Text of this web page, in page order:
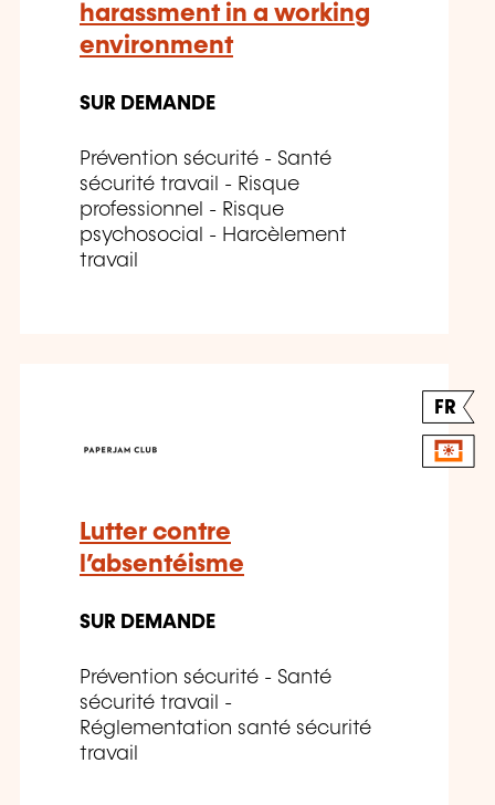
harassment in a working
environment
SUR DEMANDE
Prévention sécurité - Santé
sécurité travail - Risque
professionnel - Risque
psychosocial - Harcèlement
travail
FR
Lutter contre
l’absentéisme
SUR DEMANDE
Prévention sécurité - Santé
sécurité travail -
Réglementation santé sécurité
travail